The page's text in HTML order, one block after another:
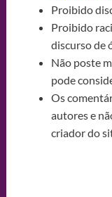
Proibido
Proibido
discurso de
Não poste
pode
Os
autores e
criador do